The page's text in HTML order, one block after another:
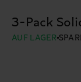
3-Pack
AUF LAGER